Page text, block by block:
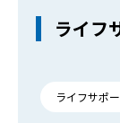
ライフ
ライフサポ